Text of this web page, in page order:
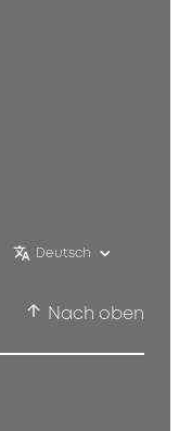
Deutsch
Nach oben